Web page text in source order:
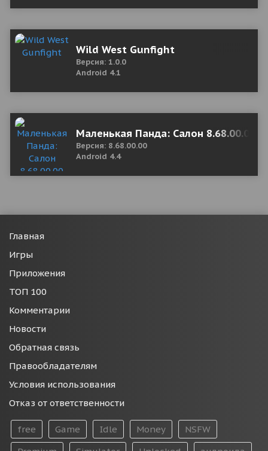
Wild West Gunfight
Версия: 1.0.0
Android 4.1
Маленькая Панда: Салон
Версия: 8.68.00.00
Android 4.4
Главная
Игры
Приложения
ТОП 100
Комментарии
Новости
Обратная связь
Правообладателям
Условия использования
Отказ от ответственности
free Game Idle Money
NSFW